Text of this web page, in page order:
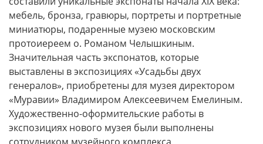
мебель, бронза, гравюры, портреты и портретные
миниатюры, подаренные музею московским
протоиереем о. Романом Челышкиным.
Значительная часть экспонатов, которые
выставлены в экспозициях «Усадьбы двух
генералов», приобретены для музея директором
«Муравии» Владимиром Алексеевичем Емелиным.
Художественно-оформительские работы в
экспозициях нового музея были выполнены